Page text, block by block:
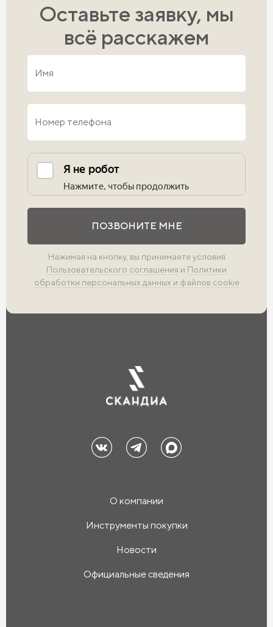
Оставьте заявку, мы
всё расскажем
ПОЗВОНИТЕ МНЕ
Нажимая на кнопку, вы принимаете условия
Пользовательского соглашения и Политики
обработки персональных данных и файлов cookie
О компании
Инструменты покупки
Новости
Официальные сведения